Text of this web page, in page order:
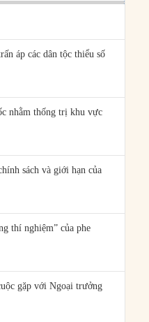
áp các dân tộc thiểu số
nhằm thống trị khu vực
sách và giới hạn của
thí nghiệm” của phe
gặp với Ngoại trưởng